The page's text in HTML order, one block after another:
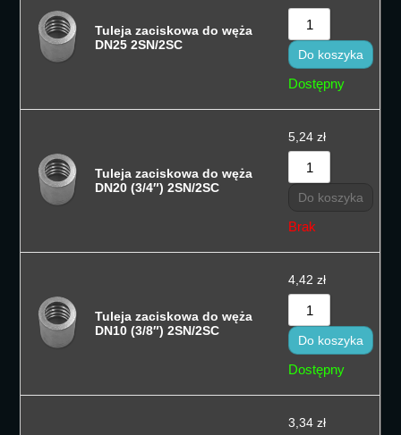
Tuleja zaciskowa do węża
DN25 2SN/2SC
Do koszyka
Dostępny
Tuleja zaciskowa do węża
DN20 (3/4″) 2SN/2SC
5,24 zł
Do koszyka
Brak
Tuleja zaciskowa do węża
DN10 (3/8″) 2SN/2SC
4,42 zł
Do koszyka
Dostępny
3,34 zł